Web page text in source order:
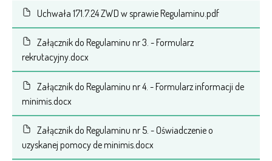
Uchwała 171.7.24 ZWD w sprawie Regulaminu.pdf
Załącznik do Regulaminu nr 3. - Formularz
rekrutacyjny.docx
Załącznik do Regulaminu nr 4. - Formularz informacji de
minimis.docx
Załącznik do Regulaminu nr 5. - Oświadczenie o
uzyskanej pomocy de minimis.docx